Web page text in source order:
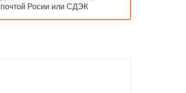
почтой Росии или СДЭК